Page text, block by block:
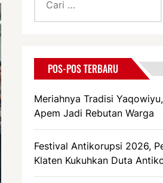
untuk:
POS-POS TERBARU
Meriahnya Tradisi
Apem Jadi Rebutan Warga
Festival Antikorupsi 2026,
Klaten Kukuhkan Duta